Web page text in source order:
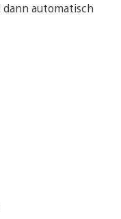
automatisch